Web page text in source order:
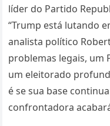
líder do Partido
“Trump está lutando
analista político
problemas legais, um
um eleitorado
é se sua base
confrontadora